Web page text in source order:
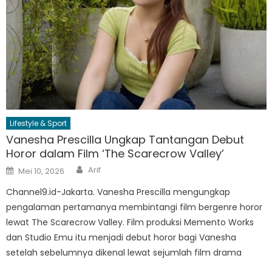
Lifestyle & Sport
Vanesha Prescilla Ungkap Tantangan Debut
Horor dalam Film ‘The Scarecrow Valley’
Posted
on
Mei 10, 2026 Author
Arif
Channel9.id-Jakarta. Vanesha Prescilla mengungkap
pengalaman pertamanya membintangi film bergenre horor
lewat The Scarecrow Valley. Film produksi Memento Works
dan Studio Emu itu menjadi debut horor bagi Vanesha
setelah sebelumnya dikenal lewat sejumlah film drama